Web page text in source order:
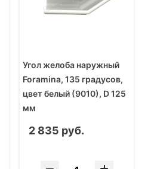
Угол желоба наружный
Foramina, 135 градусов,
цвет белый (9010), D 125
мм
2 835 руб.